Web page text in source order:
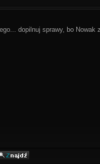
dopilnuj sprawy, bo